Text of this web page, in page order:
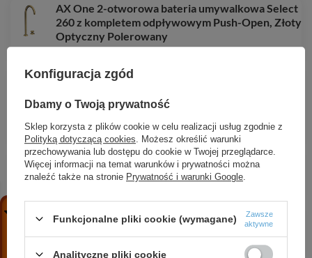
AX One 2-otworowa bateria umywalkowa Select
260 z kompletem odpływowym Push-Open, Złoty
Optyczny Polerowany
HG Tecturis S Jednouchwytowa bateria
obrotową wylewką i kompletem odpływowym
1 790,88 zł / szt.
AX ShowerSolutions Główka prysznicowa 130
3jet, Złoty Optyczny Polerowany
AX Citterio E 2-otworowa bateria
termostatyczna na brzeg wanny, Chrom
1 248,45 zł
szt.
Konfiguracja zgód
Dbamy o Twoją prywatność
Sklep korzysta z plików cookie w celu realizacji usług zgodnie z
Polityką dotyczącą cookies . Możesz określić warunki
przechowywania lub dostępu do cookie w Twojej przeglądarce.
Więcej informacji na temat warunków i prywatności można
znaleźć także na stronie Prywatność i warunki Google
Funkcjonalne pliki cookie (wymagane)
Zawsze
aktywne
Analityczne pliki cookie